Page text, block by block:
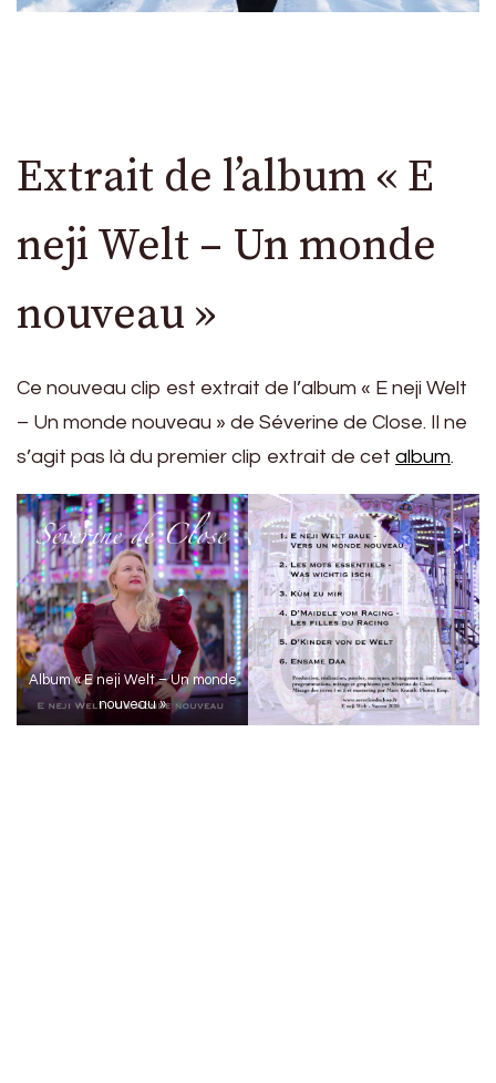
Extrait de l’album « E
neji Welt – Un monde
nouveau »
Ce nouveau clip est extrait de l’album « E neji Welt
– Un monde nouveau » de Séverine de Close. Il ne
s’agit pas là du premier clip extrait de cet album.
Album « E neji Welt – Un monde
nouveau »